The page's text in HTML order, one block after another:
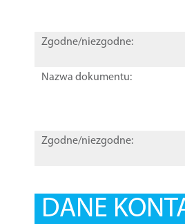
Zgodne/niezgodne:
Nazwa dokumentu:
Zgodne/niezgodne:
DANE